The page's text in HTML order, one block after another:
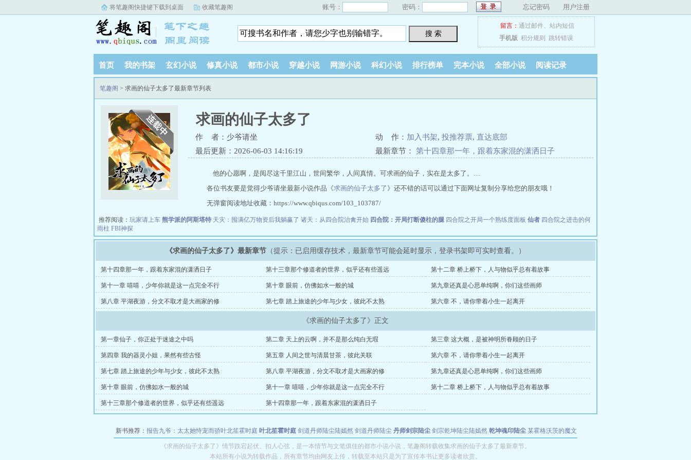
将笔趣阁快捷键下载到桌面 收藏笔趣阁 账号： 密码： 忘记密码 用户注册
搜 索
留言： 通过邮件、 站内短信
手机版 积分规则 跳转错误
首页 我的书架 玄幻小说 修真小说 都市小说 穿越小说 网游小说 科幻小说 排行榜单 完本小说 全部小说 阅读记录
笔趣阁 > 求画的仙子太多了最新章节列表
求画的仙子太多了
作 者：少爷请坐 动 作： 加入书架, 投推荐票, 直达底部
最后更新：2026-06-03 14:16:19
最新章节： 第十四章那一年，跟着东家混的潇洒日子
他的心愿啊，是阅尽这千里江山，世间繁华，人间真情。可求画的仙子，实在是太多了。…
各位书友要是觉得少爷请坐最新小说作品《求画的仙子太多了 》还不错的话可以通过下面网址复制分享给您的朋友哦！
无弹窗阅读地址收藏：https://www.qbiqus.com/103_103787/
推荐阅读： 玩家请上车 熊学派的阿斯塔特 天灾：囤满亿万物资后我躺赢了 诸天：从四合院治禽开始 四合院：开局打断傻柱的腿 四合院之开局一个熟练度面板 仙者 四合院之进击的何
雨柱 FBI神探
《求画的仙子太多了》最新章节 （提示：已启用缓存技术，最新章节可能会延时显示，登录书架即可实时查看。）
第十四章那一年，跟着东家混的潇洒日子 第十三章那个修道者的世界，似乎还有些遥远 第十二章 桥上桥下，人与物似乎总有着故事
第十一章 嘻嘻，少年你就是这一点完全不行 第十章 眼前，仿佛如水一般的城 第九章还真是心思单纯啊，你们这些画师
第八章 平湖夜游，分文不取才是大画家的修 第七章 踏上旅途的少年与少女，彼此不太熟 第六章 不，请你带着小生一起离开
《求画的仙子太多了》正文
第一章仙子，你正处于迷途之中吗 第二章 天上的云啊，并不是那么纯白无瑕 第三章 这大概，是被神明所眷顾的日子
第四章 我的器灵小姐，果然有些古怪 第五章 人间之世与清晨甘茶，彼此关联 第六章 不，请你带着小生一起离开
第七章 踏上旅途的少年与少女，彼此不太熟 第八章 平湖夜游，分文不取才是大画家的修 第九章还真是心思单纯啊，你们这些画师
第十章 眼前，仿佛如水一般的城 第十一章 嘻嘻，少年你就是这一点完全不行 第十二章 桥上桥下，人与物似乎总有着故事
第十三章那个修道者的世界，似乎还有些遥远 第十四章那一年，跟着东家混的潇洒日子
新书推荐： 报告九爷：太太她恃宠而骄叶北笙霍时庭 叶北笙霍时庭 剑道丹师陆尘陆嫣然 剑道丹师陆尘 丹师剑宗陆尘 剑宗乾坤陆尘陆嫣然 乾坤魂印陆尘 某霍格沃茨的魔文
教授 我这么天才为何还要收徒弟
《求画的仙子太多了》情节跌宕起伏、扣人心弦，是一本情节与文笔俱佳的都市小说小说，笔趣阁转载收集求画的仙子太多了最新章节。
本站所有小说为转载作品，所有章节均由网友上传，转载至本站只是为了宣传本书让更多读者欣赏。